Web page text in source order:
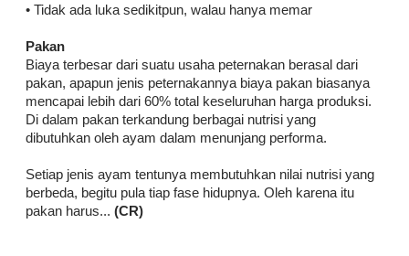
• Tidak ada luka sedikitpun, walau hanya memar
Pakan
Biaya terbesar dari suatu usaha peternakan berasal dari
pakan, apapun jenis peternakannya biaya pakan biasanya
mencapai lebih dari 60% total keseluruhan harga produksi.
Di dalam pakan terkandung berbagai nutrisi yang
dibutuhkan oleh ayam dalam menunjang performa.
Setiap jenis ayam tentunya membutuhkan nilai nutrisi yang
berbeda, begitu pula tiap fase hidupnya. Oleh karena itu
pakan harus... (CR)